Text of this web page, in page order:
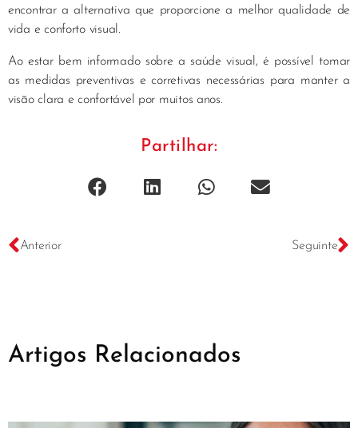
encontrar a alternativa que proporcione a melhor qualidade de
vida e conforto visual.
Ao estar bem informado sobre a saúde visual, é possível tomar
as medidas preventivas e corretivas necessárias para manter a
visão clara e confortável por muitos anos.
Partilhar:
Anterior Seguinte
Artigos Relacionados